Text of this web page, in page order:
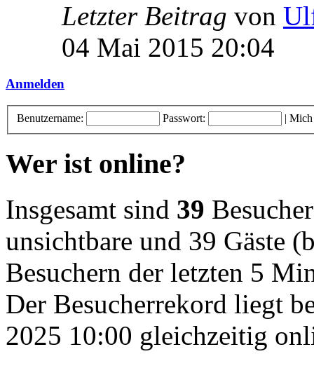
Letzter Beitrag von
04 Mai 2015 20:04
Anmelden
Benutzername: Passwort: | Mich
Wer ist online?
Insgesamt sind 39
unsichtbare und 39 Gäste
Besuchern der letzten 5
Der Besucherrekord liegt
2025 10:00 gleichzeitig